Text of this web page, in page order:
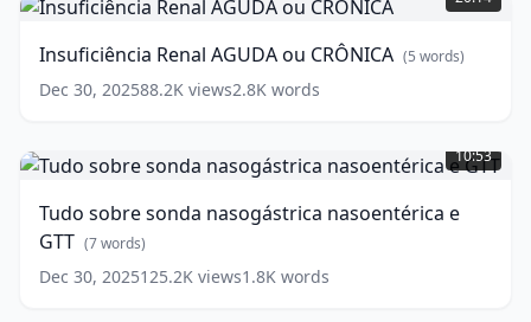
words)
AGUDA
CRÔNICA
5
words)
Insuficiência Renal AGUDA ou CRÔNICA (5 words)
Dec 30, 202588.2K views2.8K words
sobre
sonda
nasoentérica
e
GTT
(7
10:53
Tudo sobre sonda nasogástrica nasoentérica e
GTT (7words)
Dec 30, 2025125.2K views1.8K words